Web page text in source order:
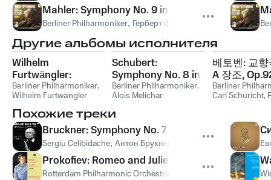
Mahler: Symphony No. 9 in D / 1. Satz - (Brass)
Berliner Philharmoniker, Герберт фон Караян Густав Малер
Другие альбомы исполнителя
Wilhelm
Furtwängler:
Beethoven 5 – his
first ever recording
Berliner Philharmoniker,
Wilhelm Furtwängler
Schubert:
Symphony No. 8 in
B Minor, D. 759
"Unfinished"
Berliner Philharmoniker,
Alois Melichar
베토벤: 교
A 장조,
Berliner
Carl Schuricht,
Похожие треки
Bruckner: Symphony No. 7 in E Major, WAB
Sergiu Celibidache, Антон Брукнер
Prokofiev: Romeo and Juliet, Op. 64 - Romeo at
Rotterdam Philharmonic Orchestra Сергей